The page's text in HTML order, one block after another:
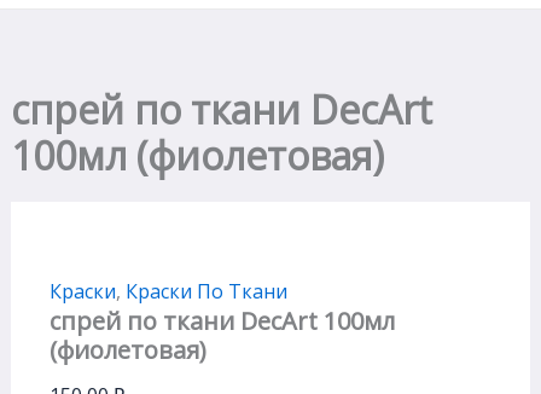
спрей по ткани DecArt
100мл (фиолетовая)
Краски, Краски По Ткани
спрей по ткани DecArt 100мл
(фиолетовая)